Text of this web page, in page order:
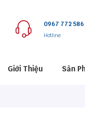
0967 772 586
Hotline
Giới Thiệu Sản